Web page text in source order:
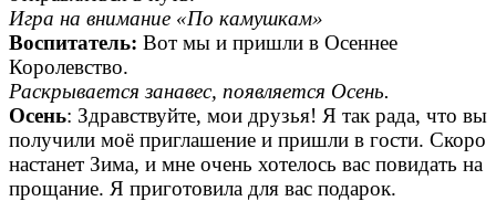
Игра на внимание «По камушкам»
Воспитатель: Вот мы и пришли в Осеннее
Королевство.
Раскрывается занавес, появляется Осень.
Осень: Здравствуйте, мои друзья! Я так рада, что вы
получили моё приглашение и пришли в гости. Скоро
настанет Зима, и мне очень хотелось вас повидать на
прощание. Я приготовила для вас подарок.